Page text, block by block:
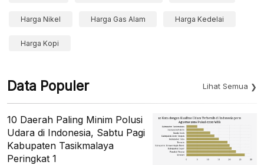
Harga Nikel Harga Gas Alam Harga Kedelai
Harga Kopi
Data Populer Lihat Semua
10 Daerah Paling Minim Polusi
Udara di Indonesia, Sabtu Pagi
Kabupaten Tasikmalaya
Peringkat 1